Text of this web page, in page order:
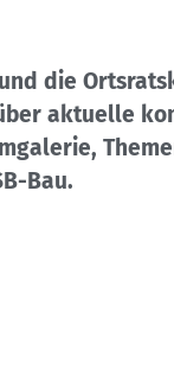
die
aktuelle
Bau.